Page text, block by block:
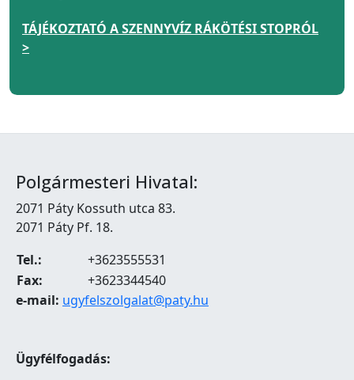
TÁJÉKOZTATÓ A SZENNYVÍZ RÁKÖTÉSI STOPRÓL
>
Polgármesteri Hivatal:
2071 Páty Kossuth utca 83.
2071 Páty Pf. 18.
Tel.:
+3623555531
Fax:
+3623344540
e-mail: ugyfelszolgalat@paty.hu
Ügyfélfogadás: